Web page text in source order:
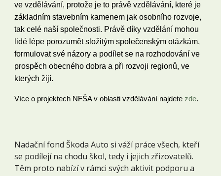
ve vzdělávání, protože je to právě vzdělávání, které je
základním stavebním kamenem jak osobního rozvoje,
tak celé naší společnosti. Právě díky vzdělání mohou
lidé lépe porozumět složitým společenským otázkám,
formulovat své názory a podílet se na rozhodování ve
prospěch obecného dobra a při rozvoji regionů, ve
kterých žijí.
Více o projektech NFŠA v oblasti vzdělávání najdetezde.
Nadační fond Škoda Auto si váží práce všech, kteří
se podílejí na chodu škol, tedy i jejich zřizovatelů.
Těm proto nabízí v rámci svých aktivit podporu a